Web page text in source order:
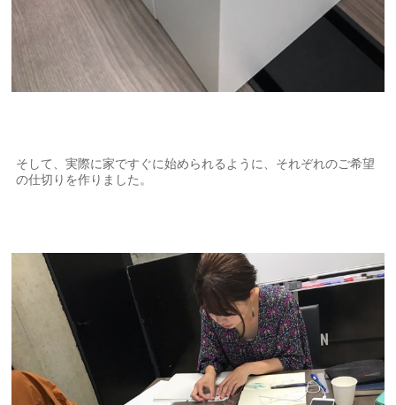
そして、実際に家ですぐに始められるように、それぞれのご希望
の仕切りを作りました。